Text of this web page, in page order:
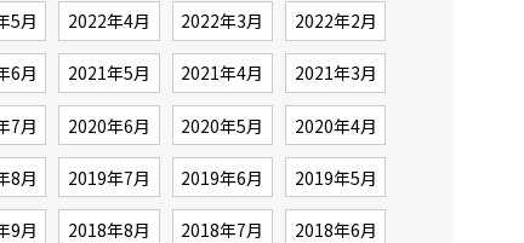
5月 2022年4月 2022年3月 2022年2月
6月 2021年5月 2021年4月 2021年3月
7月 2020年6月 2020年5月 2020年4月
8月 2019年7月 2019年6月 2019年5月
9月 2018年8月 2018年7月 2018年6月